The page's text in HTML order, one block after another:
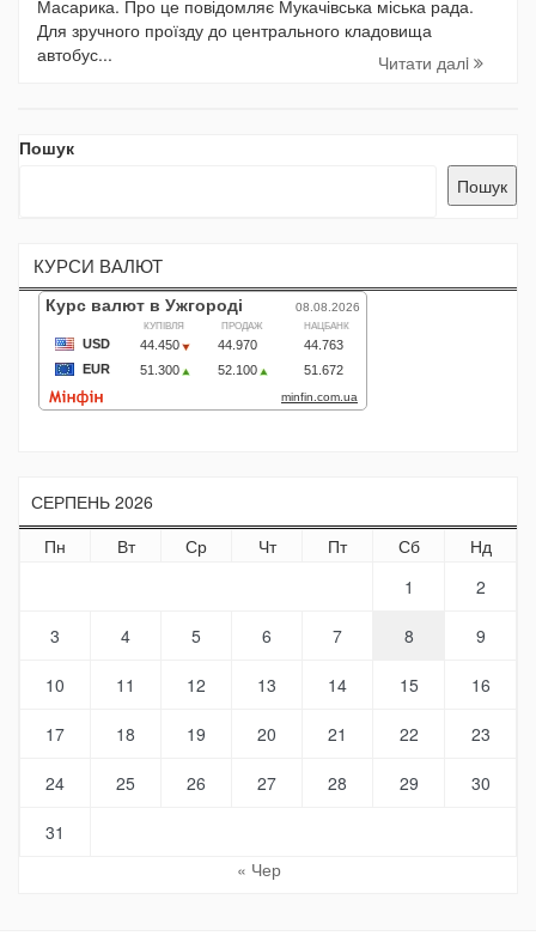
Масарика. Про це повідомляє Мукачівська міська рада.
Для зручного проїзду до центрального кладовища
автобус...
Читати далi
Пошук
Пошук
КУРСИ ВАЛЮТ
СЕРПЕНЬ 2026
Пн
Вт Ср Чт Пт Сб
Нд
1
2
3 4 5 6 7 8 9
10 11 12 13 14 15 16
17 18 19 20 21 22 23
24 25 26 27 28 29 30
31
« Чер